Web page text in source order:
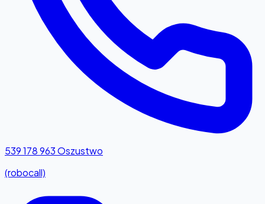
539 178 963Oszustwo
(robocall)